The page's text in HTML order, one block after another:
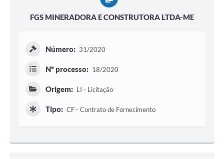
FGS MINERADORA E CONSTRUTORA LTDA-ME
Número: 31/2020
Nº processo: 18/2020
Origem: LI - Licitação
Tipo: CF - Contrato de Fornecimento